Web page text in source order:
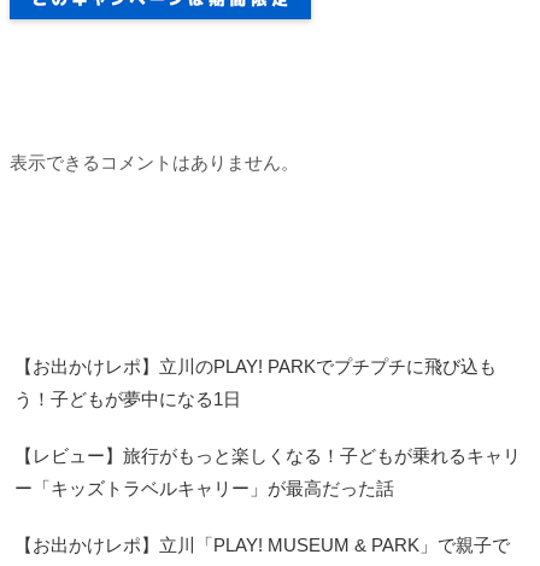
表示できるコメントはありません。
【お出かけレポ】立川のPLAY! PARKでプチプチに飛び込も
う！子どもが夢中になる1日
【レビュー】旅行がもっと楽しくなる！子どもが乗れるキャリ
ー「キッズトラベルキャリー」が最高だった話
【お出かけレポ】立川「PLAY! MUSEUM & PARK」で親子で